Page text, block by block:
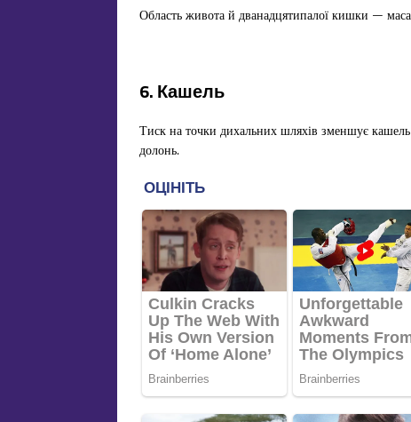
Область живота й дванадцятипалої кишки —
6. Кашель
Тиск на точки дихальних шляхів зменшує
долонь.